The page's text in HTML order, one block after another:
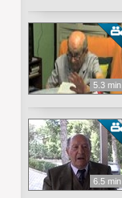
5.3 min
6.5 min